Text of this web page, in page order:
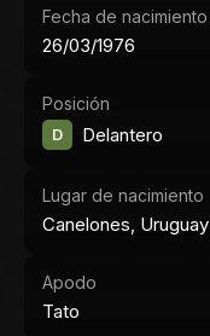
Fecha de nacimiento
26/03/1976
Posición
D Delantero
Lugar de nacimiento
Canelones, Uruguay
Apodo
Tato